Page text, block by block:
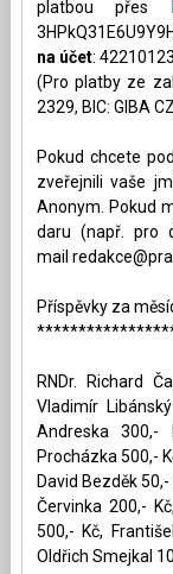
platbou přes
na účet:
(Pro platby ze
2329, BIC: GIBA
Pokud chcete
zveřejnili vaše
Anonym. Pokud
daru (např. pro
mail
Příspěvky za
RNDr. Richard
Vladimír
Andreska 300,-
Procházka 500,-
David Bezděk
Červinka 200,-
500,- Kč,
Oldřich Smejkal